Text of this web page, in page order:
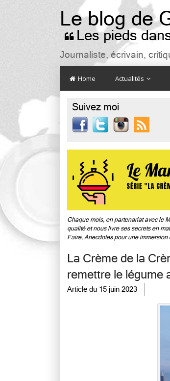
Le blog de
 Les pieds
Journaliste, écrivain,
Home Actualités
Suivez moi

Chaque mois, en partenariat avec le
qualité et nous livre ses secrets en
Faire, Anecdotes pour une
La Crème de la
remettre le légume
Article du 15 juin 2023